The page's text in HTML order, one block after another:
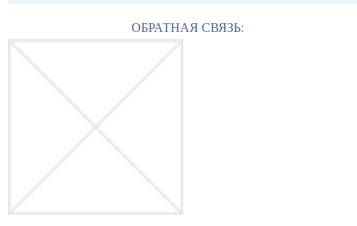
ОБРАТНАЯ СВЯЗЬ: